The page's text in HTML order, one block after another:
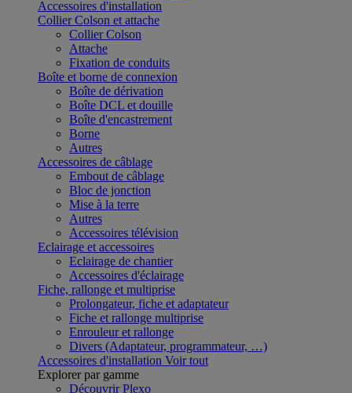
Accessoires d'installation
Collier Colson et attache
Collier Colson
Attache
Fixation de conduits
Boîte et borne de connexion
Boîte de dérivation
Boîte DCL et douille
Boîte d'encastrement
Borne
Autres
Accessoires de câblage
Embout de câblage
Bloc de jonction
Mise à la terre
Autres
Accessoires télévision
Eclairage et accessoires
Eclairage de chantier
Accessoires d'éclairage
Fiche, rallonge et multiprise
Prolongateur, fiche et adaptateur
Fiche et rallonge multiprise
Enrouleur et rallonge
Divers (Adaptateur, programmateur, …)
Accessoires d'installation Voir tout
Explorer par gamme
Découvrir Plexo